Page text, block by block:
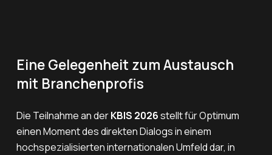
Eine Gelegenheit zum Austausch
mit Branchenprofis
Die Teilnahme an derKBIS 2026stellt für Optimum
einen Moment des direkten Dialogs in einem
hochspezialisierten internationalen Umfeld dar, in